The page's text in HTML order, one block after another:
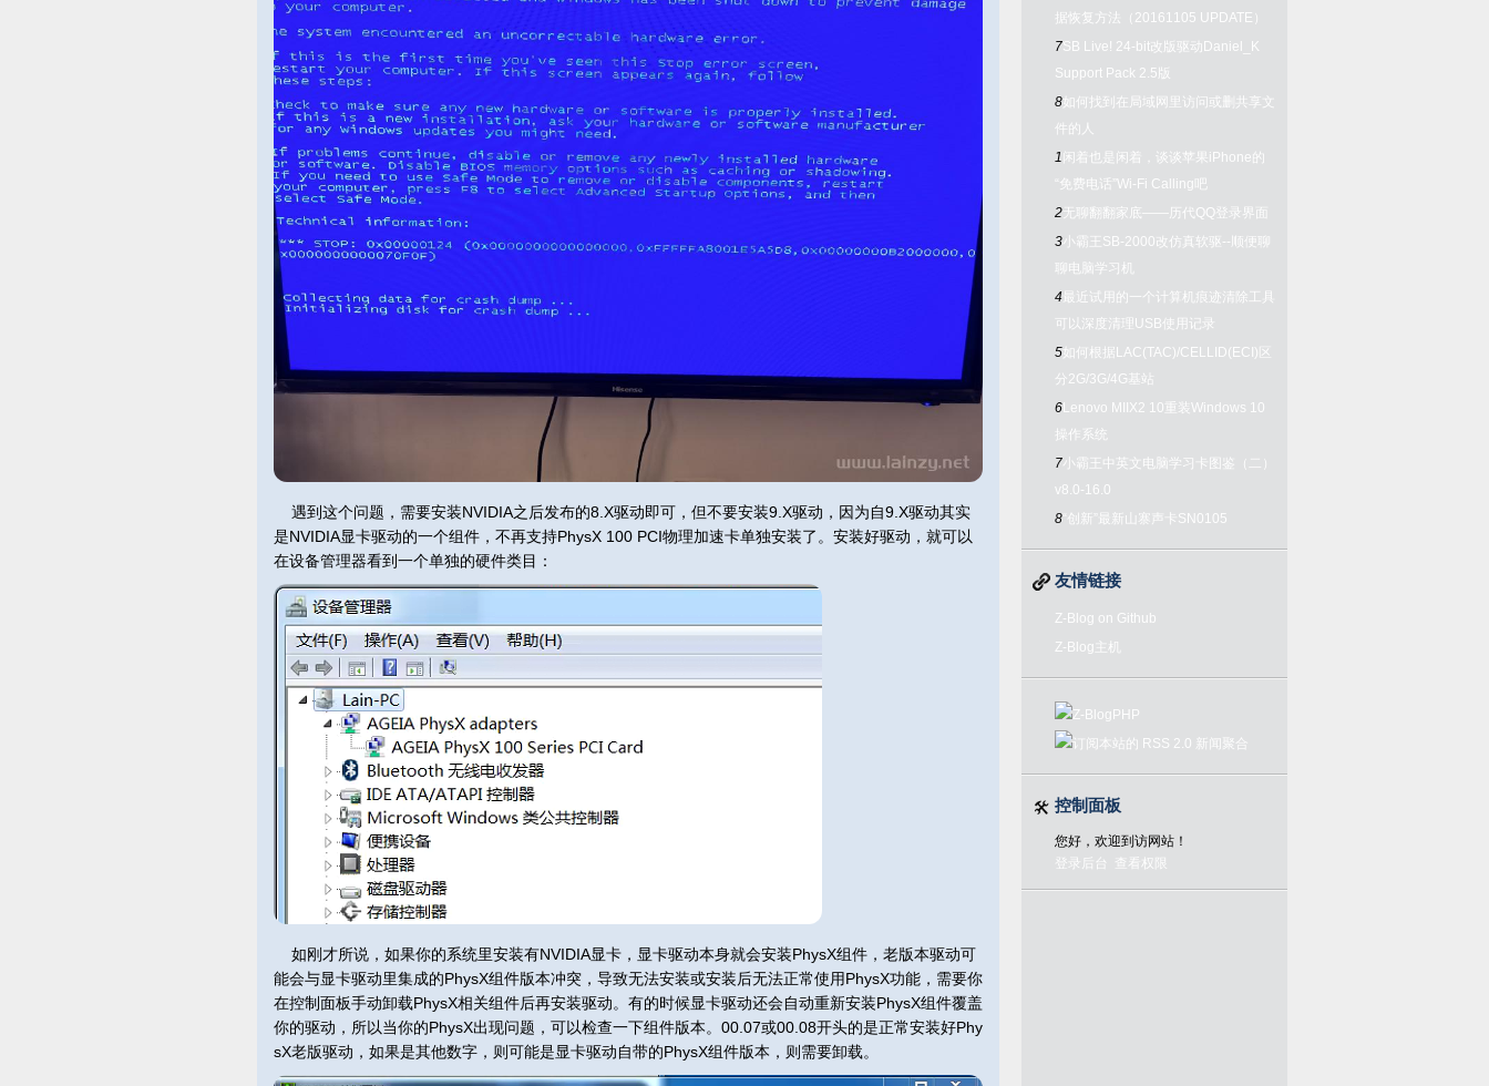
遇到这个问题，需要安装NVIDIA之后发布的8.X驱动即可，但不要安装9.X驱动，因为自9.X驱动其实
是NVIDIA显卡驱动的一个组件，不再支持PhysX 100 PCI物理加速卡单独安装了。安装好驱动，就可以
在设备管理器看到一个单独的硬件类目：
如刚才所说，如果你的系统里安装有NVIDIA显卡，显卡驱动本身就会安装PhysX组件，老版本驱动可
能会与显卡驱动里集成的PhysX组件版本冲突，导致无法安装或安装后无法正常使用PhysX功能，需要你
在控制面板手动卸载PhysX相关组件后再安装驱动。有的时候显卡驱动还会自动重新安装PhysX组件覆盖
你的驱动，所以当你的PhysX出现问题，可以检查一下组件版本。00.07或00.08开头的是正常安装好Phy
sX老版驱动，如果是其他数字，则可能是显卡驱动自带的PhysX组件版本，则需要卸载。
据恢复方法（20161105 UPDATE）
7SB Live! 24-bit改版驱动Daniel_K
Support Pack 2.5版
8如何找到在局域网里访问或删共享文
件的人
1 闲着也是闲着，谈谈苹果iPhone的
“免费电话”Wi-Fi Calling吧
2无聊翻翻家底——历代QQ登录界面
3小霸王SB-2000改仿真软驱--顺便聊
聊电脑学习机
4 最近试用的一个计算机痕迹清除工具
可以深度清理USB使用记录
5如何根据LAC(TAC)/CELLID(ECI)区
分2G/3G/4G基站
6Lenovo MIIX2 10重装Windows 10
操作系统
7小霸王中英文电脑学习卡图鉴（二）
v8.0-16.0
8 “创新”最新山寨声卡SN0105
友情链接
Z-Blog on Github
Z-Blog主机
控制面板
您好，欢迎到访网站！
登录后台
查看权限